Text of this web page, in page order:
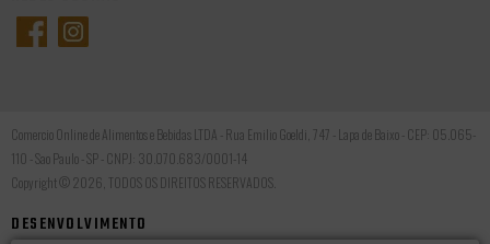
Comercio Online de Alimentos e Bebidas LTDA - Rua Emilio Goeldi, 747 - Lapa de Baixo - CEP: 05.065-
110 - Sao Paulo - SP - CNPJ: 30.070.683/0001-14
Copyright © 2026, TODOS OS DIREITOS RESERVADOS.
DESENVOLVIMENTO